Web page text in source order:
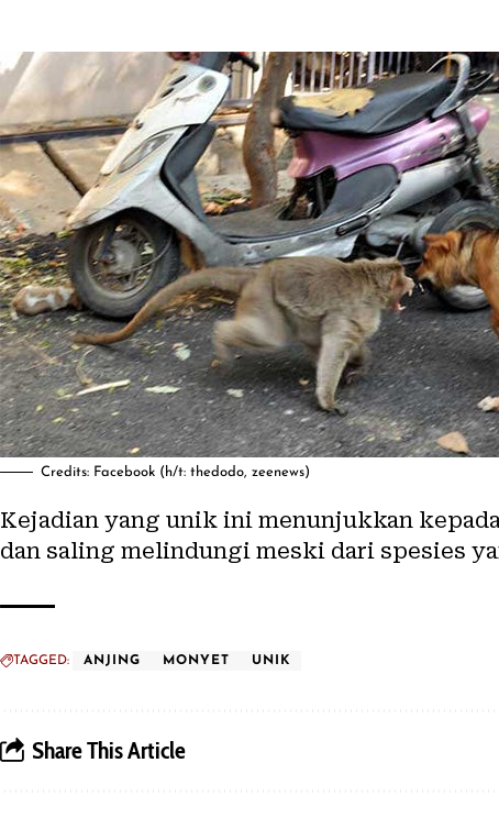
Credits: Facebook (h/t: thedodo, zeenews)
Kejadian yang unik ini menunjukkan
dan saling melindungi meski dari spesies
TAGGED: ANJING MONYET UNIK
Share This Article